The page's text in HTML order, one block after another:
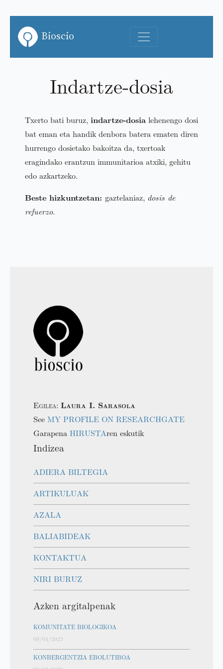
Bioscio
Indartze-dosia
Txerto bati buruz, indartze-dosia lehenengo dosi
bat eman eta handik denbora batera ematen diren
hurrengo dosietako bakoitza da, txertoak
eragindako erantzun immunitarioa atxiki, gehitu
edo azkartzeko.
Beste hizkuntzetan: gaztelaniaz, dosis de
refuerzo.
Egilea: Laura I. Sarasola
See MY PROFILE ON RESEARCHGATE
Garapena HIRUSTAren eskutik
Indizea
ADIERA BILTEGIA
ARTIKULUAK
AZALA
BALIABIDEAK
KONTAKTUA
NIRI BURUZ
Azken argitalpenak
KOMUNITATE BIOLOGIKOA
09/04/2023
KONBERGENTZIA EBOLUTIBOA